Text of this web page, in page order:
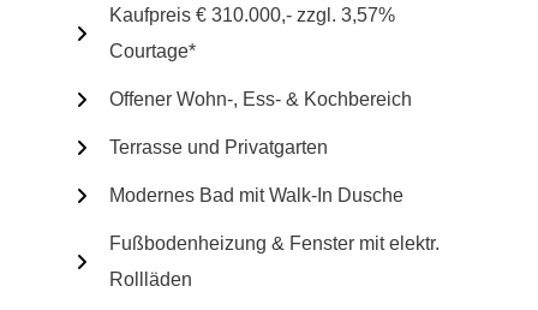
Kaufpreis € 310.000,- zzgl. 3,57%
Courtage*
Offener Wohn-, Ess- & Kochbereich
Terrasse und Privatgarten
Modernes Bad mit Walk-In Dusche
Fußbodenheizung & Fenster mit elektr.
Rollläden